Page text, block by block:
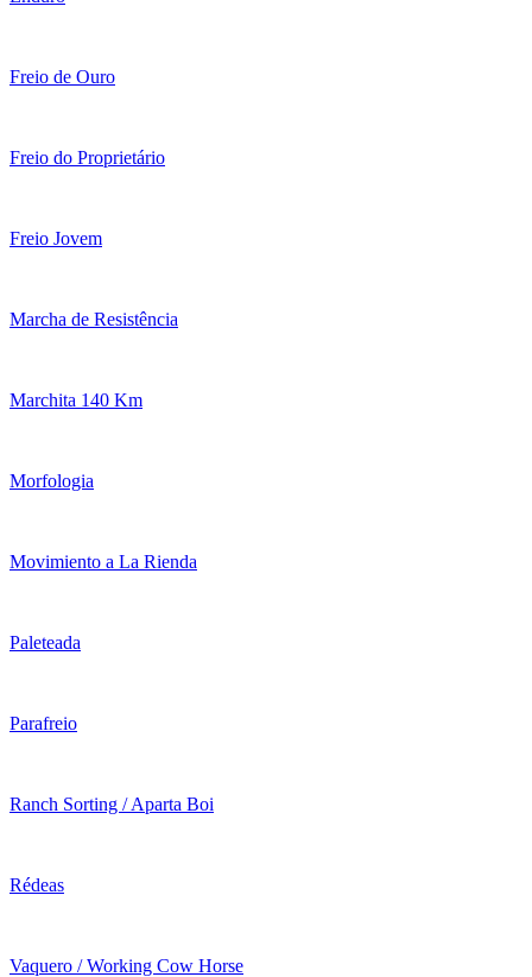
Freio de Ouro
Freio do Proprietário
Freio Jovem
Marcha de Resistência
Marchita 140 Km
Morfologia
Movimiento a La Rienda
Paleteada
Parafreio
Ranch Sorting / Aparta Boi
Rédeas
Vaquero / Working Cow Horse